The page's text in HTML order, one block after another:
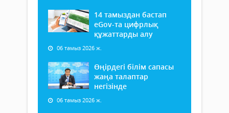
14 тамыздан бастап
еGov-та цифрлық
құжаттарды алу
06 тамыз 2026 ж.
Өңірдегі білім сапасы
жаңа талаптар
негізінде
06 тамыз 2026 ж.